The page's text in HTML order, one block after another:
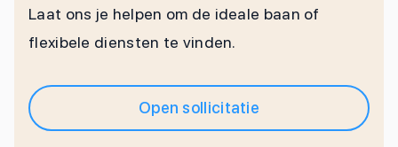
Laat ons je helpen om de ideale baan of
flexibele diensten te vinden.
Open sollicitatie